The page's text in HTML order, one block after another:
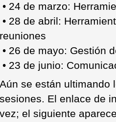
• 24 de marzo:
• 28 de abril:
reuniones
• 26 de mayo: Gestión
• 23 de junio:
Aún se están ultimando
sesiones. El enlace de
vez; el siguiente